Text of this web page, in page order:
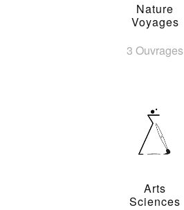
Nature
Voyages
3 Ouvrages
Arts
Sciences